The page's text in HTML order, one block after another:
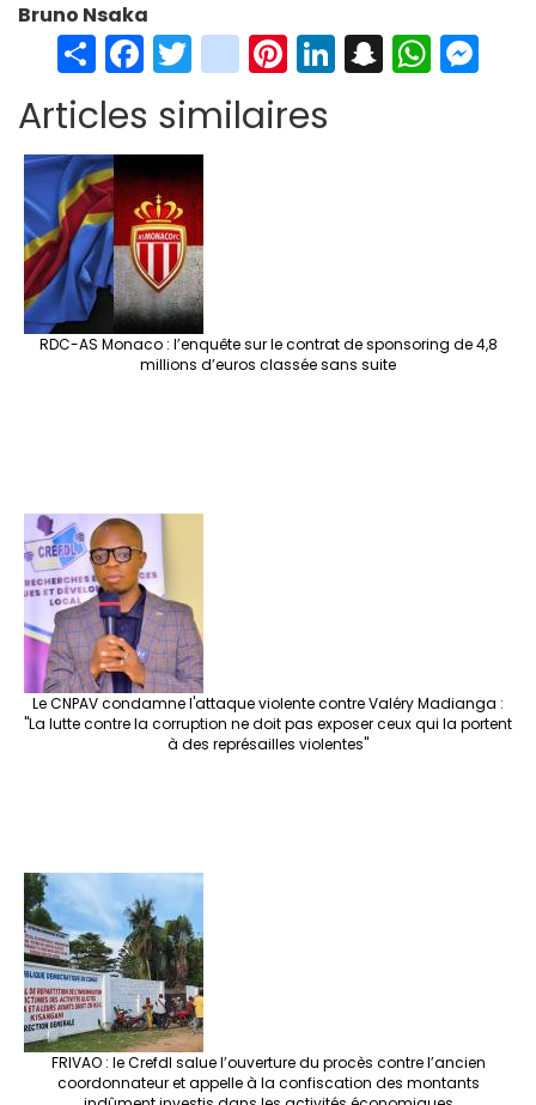
Bruno Nsaka
S
h
ar
e
Fa
ce
b
o
o
k
T
wi
tt
er
in
st
ag
Pi
er
Li S W
Articles similaires
RDC-AS Monaco : l’enquête sur le contrat de sponsoring de 4,8
millions d’euros classée sans suite
Le CNPAV condamne l'attaque violente contre Valéry Madianga :
"La lutte contre la corruption ne doit pas exposer ceux qui la portent
à des représailles violentes"
FRIVAO : le Crefdl salue l’ouverture du procès contre l’ancien
coordonnateur et appelle à la confiscation des montants